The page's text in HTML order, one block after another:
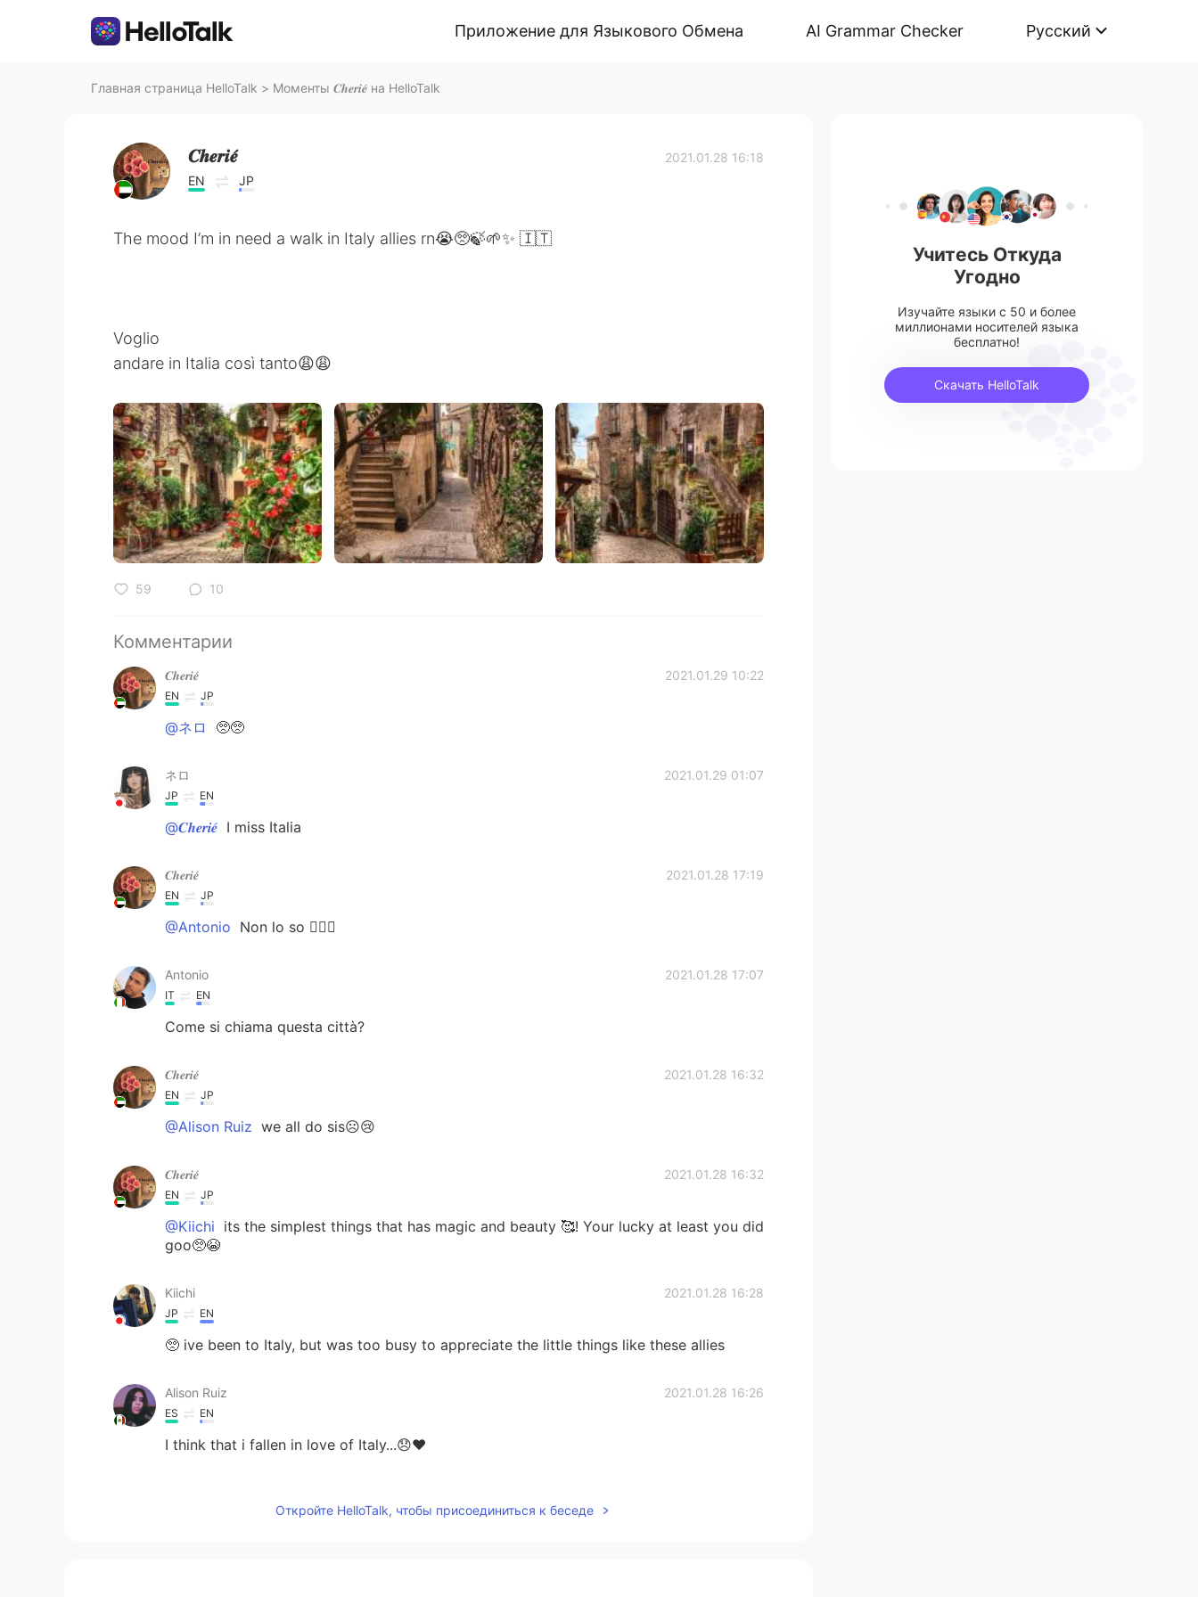
Приложение для Языкового Обмена AI Grammar Checker Русский
Главная страница HelloTalk > Моменты 𝑪𝒉𝒆𝒓𝒊𝒆́ на HelloTalk
𝑪𝒉𝒆𝒓𝒊𝒆́
EN JP
2021.01.28 16:18
The mood I’m in need a walk in Italy allies rn😭🥺🍃🌱✨ 🇮🇹
Voglio
andare in Italia così tanto😩😩
59 10
Комментарии
𝑪𝒉𝒆𝒓𝒊𝒆́ 2021.01.29 10:22
EN JP
@ネロ 🥺🥺
ネロ 2021.01.29 01:07
JP EN
@𝑪𝒉𝒆𝒓𝒊𝒆́ I miss Italia
𝑪𝒉𝒆𝒓𝒊𝒆́ 2021.01.28 17:19
EN JP
@Antonio Non lo so 🤷🏻‍♀️
Antonio 2021.01.28 17:07
IT EN
Come si chiama questa città?
𝑪𝒉𝒆𝒓𝒊𝒆́ 2021.01.28 16:32
EN JP
@Alison Ruiz we all do sis☹️😢
𝑪𝒉𝒆𝒓𝒊𝒆́ 2021.01.28 16:32
EN JP
@Kiichi its the simplest things that has magic and beauty 🥰! Your lucky at least you did
goo🥺😭
Kiichi 2021.01.28 16:28
JP EN
🥺 ive been to Italy, but was too busy to appreciate the little things like these allies
Alison Ruiz 2021.01.28 16:26
ES EN
I think that i fallen in love of Italy...😞❤
Откройте HelloTalk, чтобы присоединиться к беседе
Учитесь Откуда
Угодно
Изучайте языки с 50 и более
миллионами носителей языка
бесплатно!
Скачать HelloTalk